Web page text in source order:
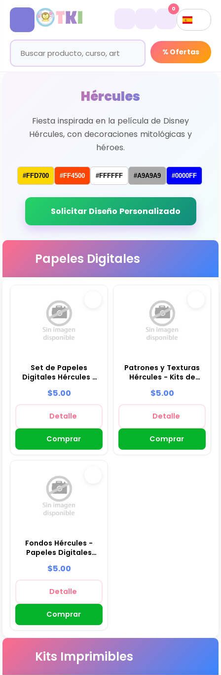
% Ofertas
0
Hércules
Fiesta inspirada en la película de Disney
Hércules, con decoraciones mitológicas y
héroes.
#FFD700 #FF4500 #FFFFFF #A9A9A9 #0000FF
Solicitar Diseño Personalizado
Papeles Digitales
Set de Papeles
Digitales Hércules -
Scrapbooking
$5.00
Detalle
Comprar
Patrones y Texturas
Hércules - Kits de
$5.00
Detalle
Comprar
Fondos Hércules -
Papeles Digitales
$5.00
Detalle
Comprar
Kits Imprimibles